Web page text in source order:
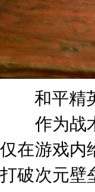
和平精英
作为战术
仅在游戏内
打破次元壁